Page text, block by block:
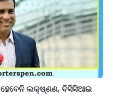
ଲକ୍ଷ୍ଣଣ, ବିସିସିଆଇ